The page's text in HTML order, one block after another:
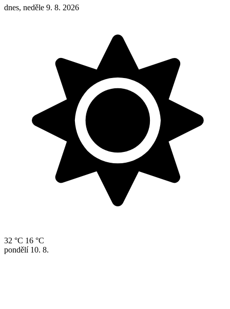
dnes, neděle 9. 8. 2026
32 °C 16 °C
pondělí 10. 8.